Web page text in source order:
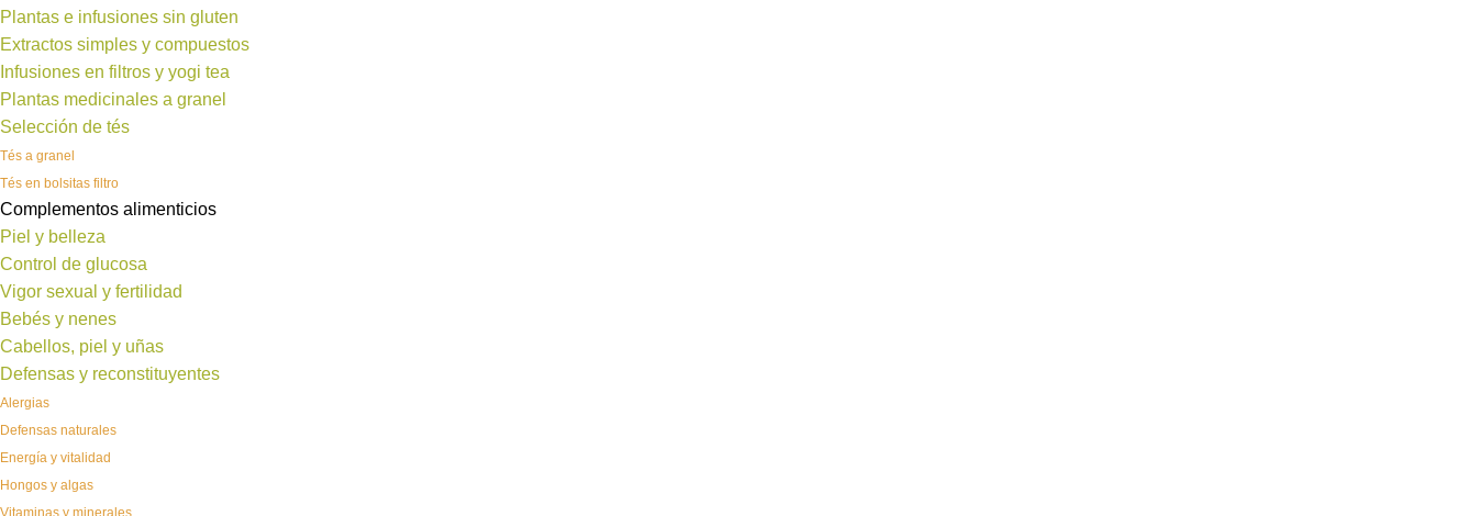
Plantas e infusiones sin gluten
Extractos simples y compuestos
Infusiones en filtros y yogi tea
Plantas medicinales a granel
Selección de tés
Tés a granel
Tés en bolsitas filtro
Complementos alimenticios
Piel y belleza
Control de glucosa
Vigor sexual y fertilidad
Bebés y nenes
Cabellos, piel y uñas
Defensas y reconstituyentes
Alergias
Defensas naturales
Energía y vitalidad
Hongos y algas
Vitaminas y minerales